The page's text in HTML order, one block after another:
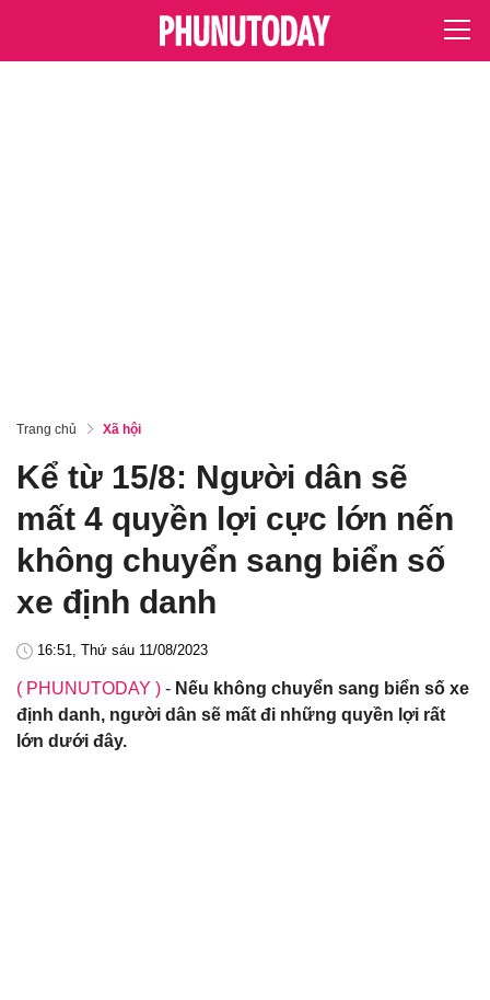
Trang chủ Xã hội
Kể từ 15/8: Người dân sẽ
mất 4 quyền lợi cực lớn nến
không chuyển sang biển số
xe định danh
16:51, Thứ sáu 11/08/2023
( PHUNUTODAY ) - Nếu không chuyển sang biển số xe
định danh, người dân sẽ mất đi những quyền lợi rất
lớn dưới đây.